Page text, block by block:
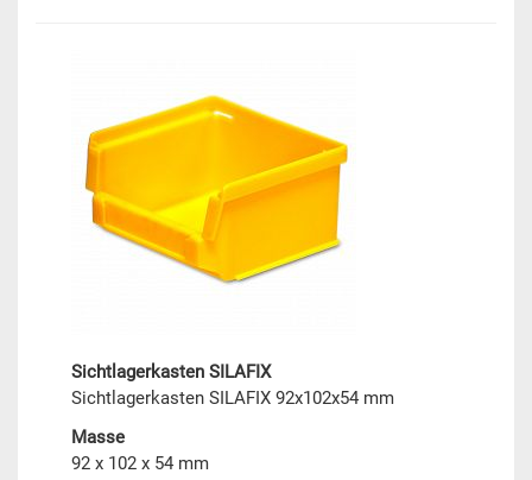
Sichtlagerkasten SILAFIX
Sichtlagerkasten SILAFIX 92x102x54 mm
Masse
92 x 102 x 54 mm